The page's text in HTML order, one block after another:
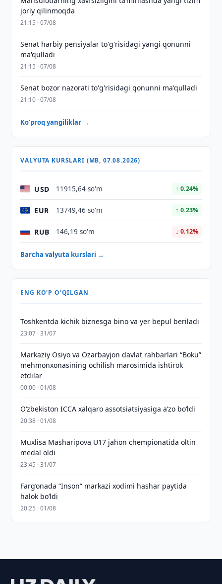
joriy qilinmoqda
21:15 · 07/08
Senat harbiy pensiyalar to'g'risidagi yangi qonunni
ma'qulladi
21:15 · 07/08
Senat bozor nazorati to'g'risidagi qonunni ma'qulladi
21:10 · 07/08
Ko'proq yangiliklar →
VALYUTA KURSLARI (MB, 07.08.2026)
USD 11915,64 so'm ↑ 0.24%
EUR 13749,46 so'm ↑ 0.23%
RUB 146,19 so'm ↓ 0.12%
Barcha valyuta kurslari →
ENG KO'P O'QILGAN
Toshkentda kichik biznesga bino va yer bepul beriladi
23:07 · 31/07
Markaziy Osiyo va Ozarbayjon davlat rahbarlari “Boku”
mehmonxonasining ochilish marosimida ishtirok
etdilar
00:00 · 01/08
O‘zbekiston ICCA xalqaro assotsiatsiyasiga aʼzo bo‘ldi
20:38 · 01/08
Muxlisa Masharipova U17 jahon chempionatida oltin
medal oldi
23:45 · 31/07
Farg‘onada “Inson” markazi xodimi hashar paytida
halok bo‘ldi
20:25 · 01/08